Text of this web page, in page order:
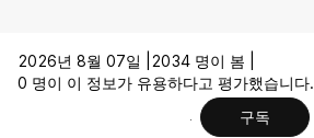
2026년 8월 07일 |
2034 명이 봄 |
0 명이 이 정보가 유용하다고 평가했습니다.
구독